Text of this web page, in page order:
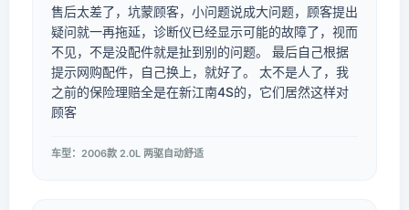
售后太差了，坑蒙顾客，小问题说成大问题，顾客提出
疑问就一再拖延，诊断仪已经显示可能的故障了，视而
不见，不是没配件就是扯到别的问题。 最后自己根据
提示网购配件，自己换上，就好了。 太不是人了，我
之前的保险理赔全是在新江南4S的，它们居然这样对
顾客
车型：2006款 2.0L 两驱自动舒适